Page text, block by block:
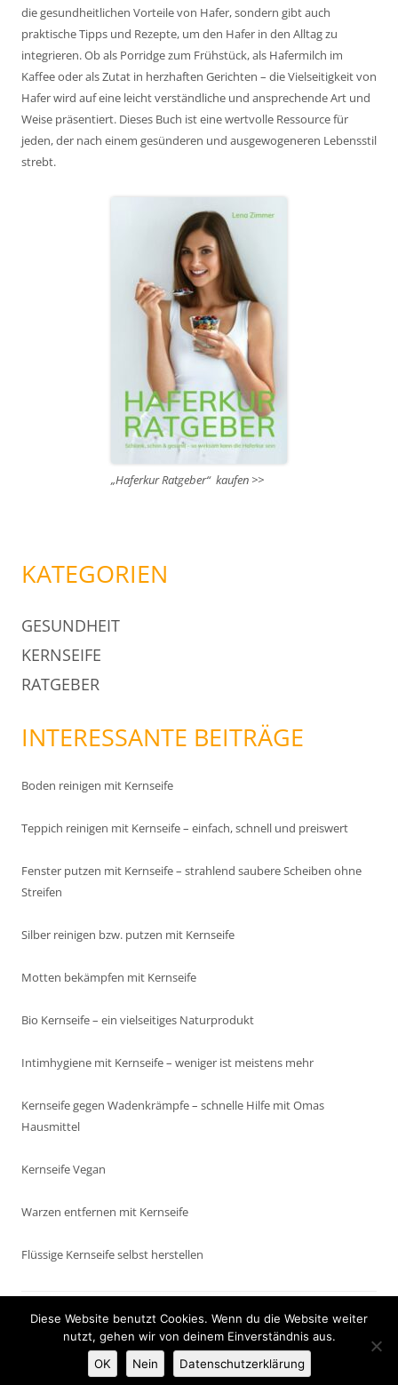
die gesundheitlichen Vorteile von Hafer, sondern gibt auch
praktische Tipps und Rezepte, um den Hafer in den Alltag zu
integrieren. Ob als Porridge zum Frühstück, als Hafermilch im
Kaffee oder als Zutat in herzhaften Gerichten – die Vielseitigkeit von
Hafer wird auf eine leicht verständliche und ansprechende Art und
Weise präsentiert. Dieses Buch ist eine wertvolle Ressource für
jeden, der nach einem gesünderen und ausgewogeneren Lebensstil
strebt.
„Haferkur Ratgeber“ kaufen >>
KATEGORIEN
GESUNDHEIT
KERNSEIFE
RATGEBER
INTERESSANTE BEITRÄGE
Boden reinigen mit Kernseife
Teppich reinigen mit Kernseife – einfach, schnell und preiswert
Fenster putzen mit Kernseife – strahlend saubere Scheiben ohne
Streifen
Silber reinigen bzw. putzen mit Kernseife
Motten bekämpfen mit Kernseife
Bio Kernseife – ein vielseitiges Naturprodukt
Intimhygiene mit Kernseife – weniger ist meistens mehr
Kernseife gegen Wadenkrämpfe – schnelle Hilfe mit Omas
Hausmittel
Kernseife Vegan
Warzen entfernen mit Kernseife
Flüssige Kernseife selbst herstellen
Anmelden
Präsentiert von WordPress
Diese Website benutzt Cookies. Wenn du die Website weiter
nutzt, gehen wir von deinem Einverständnis aus.
OK
Nein Datenschutzerklärung